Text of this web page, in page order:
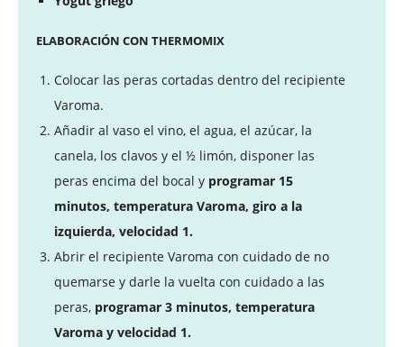
ELABORACIÓN CON THERMOMIX
Colocar las peras cortadas dentro del recipiente
Varoma.
Añadir al vaso el vino, el agua, el azúcar, la
canela, los clavos y el ½ limón, disponer las
peras encima del bocal y programar 15
minutos, temperatura Varoma, giro a la
izquierda, velocidad 1.
Abrir el recipiente Varoma con cuidado de no
quemarse y darle la vuelta con cuidado a las
peras, programar 3 minutos, temperatura
Varoma y velocidad 1.